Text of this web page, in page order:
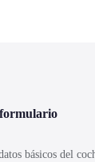
básicos del